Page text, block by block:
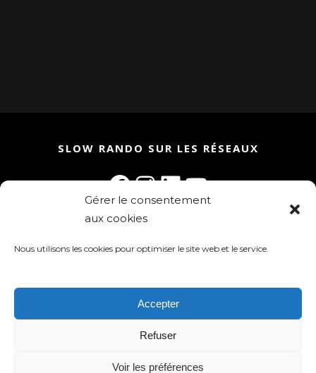
Gérer le consentement
aux cookies
Nous utilisons les cookies pour optimiser le site web et le service.
Accepter
Refuser
Voir les préférences
SLOW RANDO SUR LES RÉSEAUX
Facebook
Instagram
LinkedIn
YouTube
Rejoignez la communauté Slow Rando